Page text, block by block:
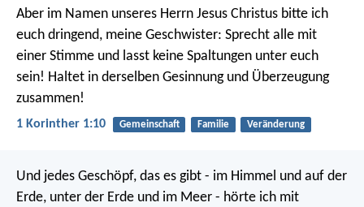
Aber im Namen unseres Herrn Jesus Christus bitte ich
euch dringend, meine Geschwister: Sprecht alle mit
einer Stimme und lasst keine Spaltungen unter euch
sein! Haltet in derselben Gesinnung und Überzeugung
zusammen!
1 Korinther 1:10 Gemeinschaft Familie Veränderung
Und jedes Geschöpf, das es gibt - im Himmel und auf der
Erde, unter der Erde und im Meer - hörte ich mit